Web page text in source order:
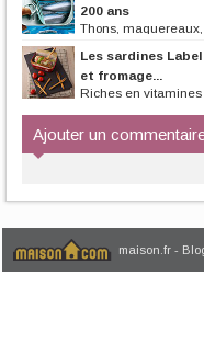
200 ans
Thons,
poissons se sont installées
Les sardines
et fromage...
Riches en
Ajouter un
maison.fr -